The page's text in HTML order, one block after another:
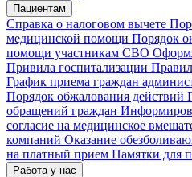
Пациентам
Справка о налоговом вычете
медицинской помощи Порядок
помощи участникам СВО
Привила госпитализации
График приема граждан
Порядок обжалования действий
обращений граждан
согласие на медицинское
компаний Оказание
на платный прием Памятки для
Работа у нас